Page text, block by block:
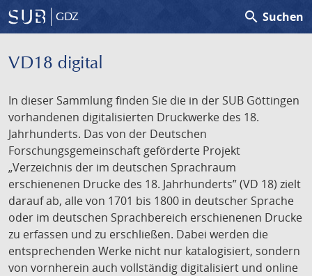
GDZ search Suchen
VD18 digital
In dieser Sammlung finden Sie die in der SUB Göttingen
vorhandenen digitalisierten Druckwerke des 18.
Jahrhunderts. Das von der Deutschen
Forschungsgemeinschaft geförderte Projekt
„Verzeichnis der im deutschen Sprachraum
erschienenen Drucke des 18. Jahrhunderts” (VD 18) zielt
darauf ab, alle von 1701 bis 1800 in deutscher Sprache
oder im deutschen Sprachbereich erschienenen Drucke
zu erfassen und zu erschließen. Dabei werden die
entsprechenden Werke nicht nur katalogisiert, sondern
von vornherein auch vollständig digitalisiert und online